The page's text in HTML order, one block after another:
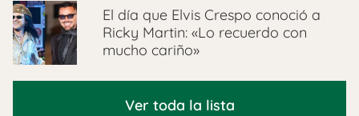
El día que Elvis Crespo conoció a
Ricky Martin: «Lo recuerdo con
mucho cariño»
Ver toda la lista